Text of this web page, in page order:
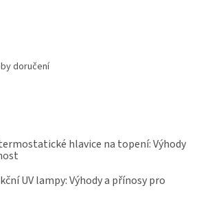
doručení
hlavice na topení: Výhody
UV lampy: Výhody a přínosy pro